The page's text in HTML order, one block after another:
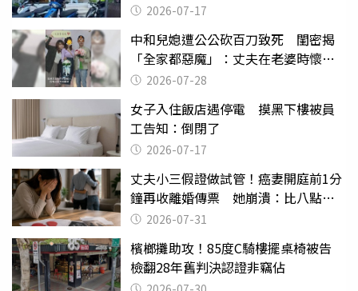
2026-07-17
中和兒媳遭公公砍百刀致死 閨密揭
「全家都惡魔」：丈夫在老婆時懷孕
摔東西
2026-07-28
女子入住飯店遇停電 摸黑下樓被員
工告知：倒閉了
2026-07-17
丈夫小三假證做試管！癌妻開庭前1分
鐘再收離婚傳票 她崩潰：比八點檔
還扯2026-07-31
檳榔攤助攻！85度C騎樓擺桌椅被告
檢翻28年舊判決認證非竊佔